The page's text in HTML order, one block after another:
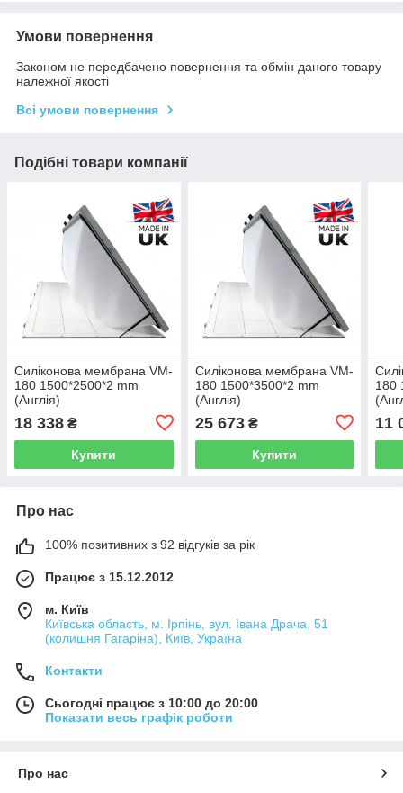
Умови повернення
Законом не передбачено повернення та обмін даного товару
належної якості
Всі умови повернення
Подібні товари компанії
Силіконова мембрана VM-
180 1500*2500*2 mm
(Англія)
18 338 ₴
Купити
Силіконова мембрана VM-
180 1500*3500*2 mm
(Англія)
25 673₴
Купити
180
11
Про нас
100% позитивних з 92 відгуків за рік
Працює з 15.12.2012
м. Київ
Київська область, м. Ірпінь, вул. Івана Драча, 51
(колишня Гагаріна), Київ, Україна
Контакти
Сьогодні працює з 10:00 до 20:00
Показати весь графік роботи
Про нас